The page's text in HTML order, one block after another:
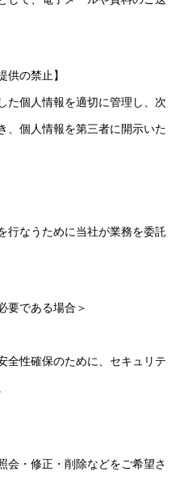
供の禁止】
た個人情報を適切に管理し、次
、個人情報を第三者に開示いた
行なうために当社が業務を委託
要である場合＞
全性確保のために、セキュリテ
会・修正・削除などをご希望さ